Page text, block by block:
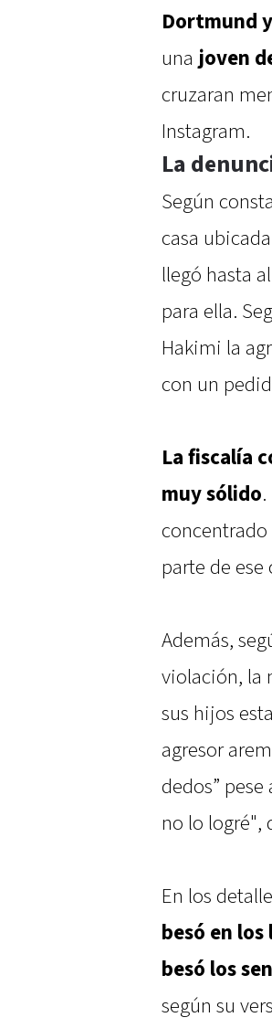
Dortmund
una joven
cruzaran
Instagram.
La
Según
casa
llegó hasta
para ella.
Hakimi la
con un
La fiscalía
muy sólido
parte de
Además,
violación, la
sus hijos
agresor
dedos”
no lo logré",
En los
besó en
besó los
según su